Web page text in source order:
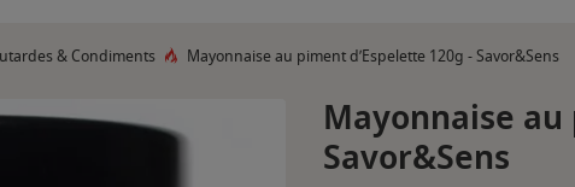
& Condiments Mayonnaise au piment d’Espelette 120g - Savor&Sens
Mayonnaise au
Savor&Sens